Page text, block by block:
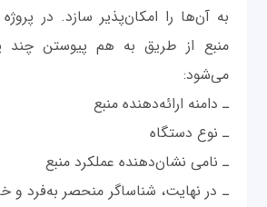
منبع از طریق به ‌هم پیوستن چند
می‌شود:
ـ دامنه ارائه‌دهنده منبع
ـ نوع دستگاه
ـ نامی نشان‌دهنده عملکرد منبع
ـ در نهایت، شناساگر منحصر به‌فرد و